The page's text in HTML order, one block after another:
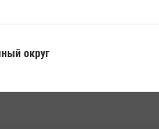
на Ямале
округ